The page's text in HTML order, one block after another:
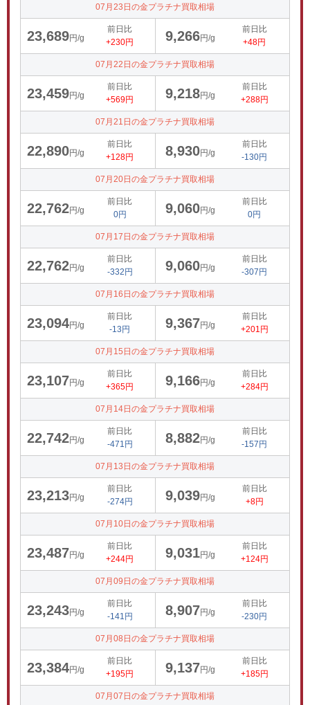
07月23日の金プラチナ買取相場
23,689円/g
前日比
+230円
9,266円/g
前日比
+48円
07月22日の金プラチナ買取相場
23,459円/g
前日比
+569円
9,218円/g
前日比
+288円
07月21日の金プラチナ買取相場
22,890円/g
前日比
+128円
8,930円/g
前日比
-130円
07月20日の金プラチナ買取相場
22,762円/g
前日比
0円
9,060円/g
前日比
0円
07月17日の金プラチナ買取相場
22,762円/g
前日比
-332円
9,060円/g
前日比
-307円
07月16日の金プラチナ買取相場
23,094円/g
前日比
-13円
9,367円/g
前日比
+201円
07月15日の金プラチナ買取相場
23,107円/g
前日比
+365円
9,166円/g
前日比
+284円
07月14日の金プラチナ買取相場
22,742円/g
前日比
-471円
8,882円/g
前日比
-157円
07月13日の金プラチナ買取相場
23,213円/g
前日比
-274円
9,039円/g
前日比
+8円
07月10日の金プラチナ買取相場
23,487円/g
前日比
+244円
9,031円/g
前日比
+124円
07月09日の金プラチナ買取相場
23,243円/g
前日比
-141円
8,907円/g
前日比
-230円
07月08日の金プラチナ買取相場
23,384円/g
前日比
+195円
9,137円/g
前日比
+185円
07月07日の金プラチナ買取相場